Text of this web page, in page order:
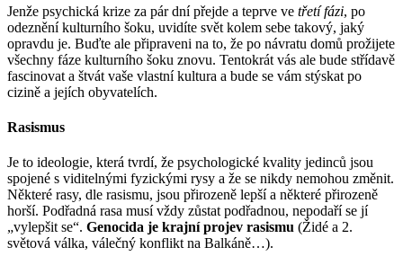
Jenže psychická krize za pár dní přejde a teprve ve třetí fázi, po
odeznění kulturního šoku, uvidíte svět kolem sebe takový, jaký
opravdu je. Buďte ale připraveni na to, že po návratu domů prožijete
všechny fáze kulturního šoku znovu. Tentokrát vás ale bude střídavě
fascinovat a štvát vaše vlastní kultura a bude se vám stýskat po
cizině a jejích obyvatelích.
Rasismus
Je to ideologie, která tvrdí, že psychologické kvality jedinců jsou
spojené s viditelnými fyzickými rysy a že se nikdy nemohou změnit.
Některé rasy, dle rasismu, jsou přirozeně lepší a některé přirozeně
horší. Podřadná rasa musí vždy zůstat podřadnou, nepodaří se jí
„vylepšit se“. Genocida je krajní projev rasismu (Židé a 2.
světová válka, válečný konflikt na Balkáně…).